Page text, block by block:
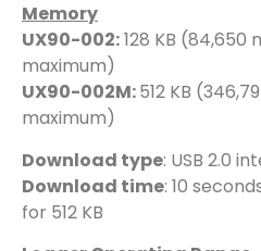
Memory
UX90-002:128 KB (84,650
maximum)
UX90-002M:512 KB
maximum)
Download type: USB 2.0
Download time: 10
for 512 KB